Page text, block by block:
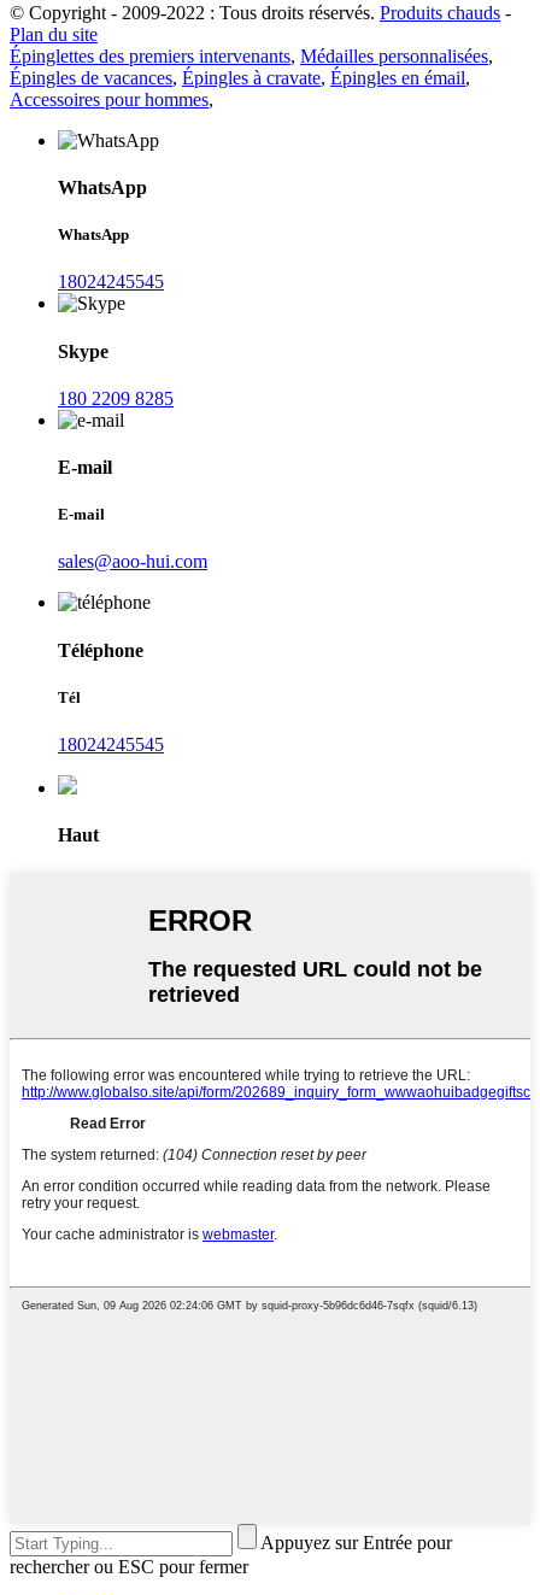
© Copyright - 2009-2022 : Tous droits réservés. Produits chauds -
Plan du site
Épinglettes des premiers intervenants, Médailles personnalisées,
Épingles de vacances, Épingles à cravate, Épingles en émail,
Accessoires pour hommes,
WhatsApp
WhatsApp
18024245545
Skype
180 2209 8285
E-mail
E-mail
sales@aoo-hui.com
Téléphone
Tél
18024245545
Haut
Appuyez sur Entrée pour
rechercher ou ESC pour fermer